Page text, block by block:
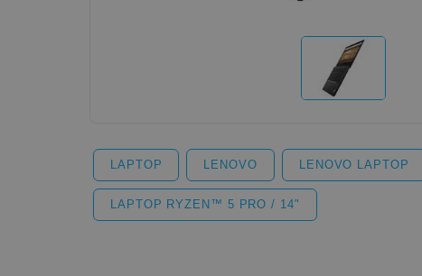
LAPTOP LENOVO LENOVO LAPTOP
LAPTOP RYZEN™ 5 PRO / 14"